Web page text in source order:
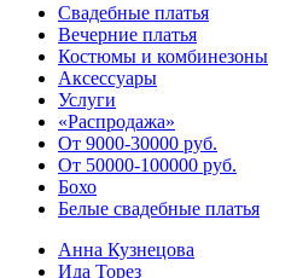
Свадебные платья
Вечерние платья
Костюмы и комбинезоны
Аксессуары
Услуги
«Распродажа»
От 9000-30000 руб.
От 50000-100000 руб.
Бохо
Белые свадебные платья
Анна Кузнецова
Ида Торез